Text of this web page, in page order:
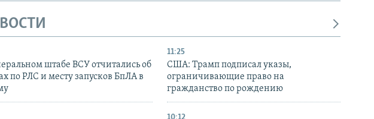
штабе ВСУ отчитались об
по РЛС и месту запусков БпЛА в
11:25
США: Трамп подписал указы,
ограничивающие право на
гражданство по рождению